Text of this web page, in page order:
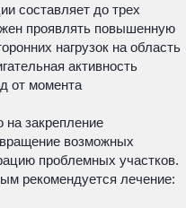
составляет до трех
проявлять повышенную
нагрузок на область
активность
от момента
на закрепление
возможных
проблемных участков.
рекомендуется лечение: